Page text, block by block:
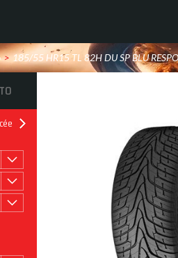
> 185/55 HR15 TL 82H DU SP BLU
ROULAGE À PLAT